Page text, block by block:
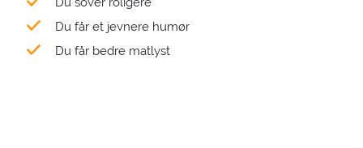
Du får et jevnere humør
Du får bedre matlyst